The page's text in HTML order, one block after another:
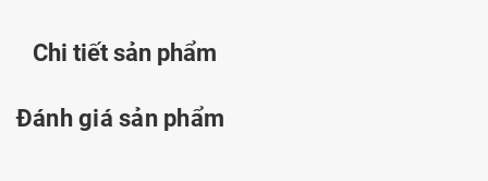
gọn trong bình chứa mà không bị chảy ngược lại
Thiết kế nhỏ gọn; dễ dàng tháo rời các bộ phận để vệ
Chi tiết sản phẩm
Đánh giá sản phẩm